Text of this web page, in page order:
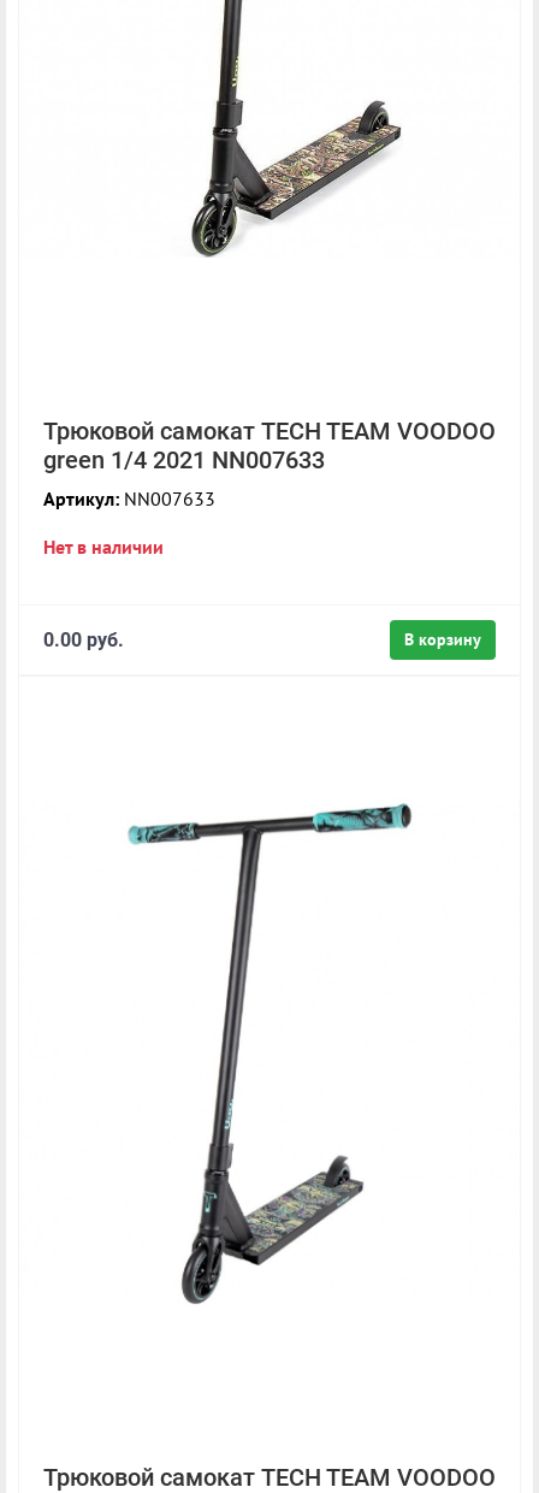
Трюковой самокат TECH TEAM VOODOO
green 1/4 2021 NN007633
Артикул: NN007633
Нет в наличии
В корзину
0.00 руб.
Трюковой самокат TECH TEAM VOODOO